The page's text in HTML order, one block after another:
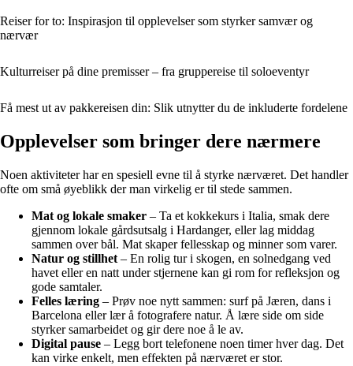
Reiser for to: Inspirasjon til opplevelser som styrker samvær og
nærvær
Kulturreiser på dine premisser – fra gruppereise til soloeventyr
Få mest ut av pakkereisen din: Slik utnytter du de inkluderte fordelene
Opplevelser som bringer dere nærmere
Noen aktiviteter har en spesiell evne til å styrke nærværet. Det handler
ofte om små øyeblikk der man virkelig er til stede sammen.
Mat og lokale smaker – Ta et kokkekurs i Italia, smak dere
gjennom lokale gårdsutsalg i Hardanger, eller lag middag
sammen over bål. Mat skaper fellesskap og minner som varer.
Natur og stillhet – En rolig tur i skogen, en solnedgang ved
havet eller en natt under stjernene kan gi rom for refleksjon og
gode samtaler.
Felles læring – Prøv noe nytt sammen: surf på Jæren, dans i
Barcelona eller lær å fotografere natur. Å lære side om side
styrker samarbeidet og gir dere noe å le av.
Digital pause – Legg bort telefonene noen timer hver dag. Det
kan virke enkelt, men effekten på nærværet er stor.